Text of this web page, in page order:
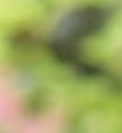
TRUST